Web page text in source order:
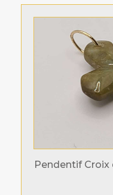
Pendentif Croix